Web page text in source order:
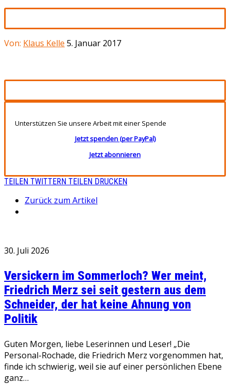
Von: Klaus Kelle 5. Januar 2017
Unterstützen Sie unsere Arbeit mit einer Spende
Jetzt spenden (per PayPal)
Jetzt abonnieren
TEILEN TWITTERN TEILEN DRUCKEN
Zurück zum Artikel
30. Juli 2026
Versickern im Sommerloch? Wer meint,
Friedrich Merz sei seit gestern aus dem
Schneider, der hat keine Ahnung von
Politik
Guten Morgen, liebe Leserinnen und Leser! „Die
Personal-Rochade, die Friedrich Merz vorgenommen hat,
finde ich schwierig, weil sie auf einer persönlichen Ebene
ganz…